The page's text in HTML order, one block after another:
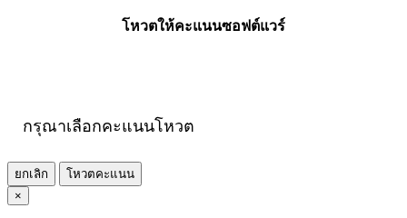
โหวตให้คะแนนซอฟต์แวร์
กรุณาเลือกคะแนนโหวต
ยกเลิก
โหวตคะแนน
×